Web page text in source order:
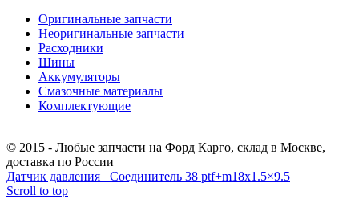
Оригинальные запчасти
Неоригинальные запчасти
Расходники
Шины
Аккумуляторы
Смазочные материалы
Комплектующие
© 2015 - Любые запчасти на Форд Карго, склад в Москве,
доставка по России
Датчик давления
Соединитель 38 ptf+m18x1.5×9.5
Scroll to top